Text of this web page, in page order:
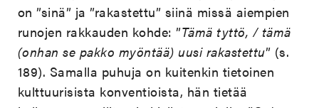
on ”sinä” ja ”rakastettu” siinä missä aiempien
runojen rakkauden kohde: ”Tämä tyttö, / tämä
(onhan se pakko myöntää) uusi rakastettu” (s.
189). Samalla puhuja on kuitenkin tietoinen
kulttuurisista konventioista, hän tietää